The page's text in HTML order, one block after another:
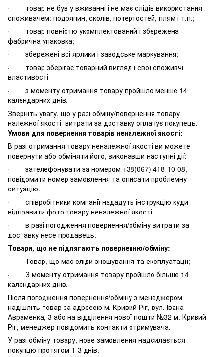
· товар не був у вживанні і не має слідів використання
споживачем: подряпин, сколів, потертостей, плям і т.п.;
· товар повністю укомплектований і збережена
фабрична упаковка;
· збережені всі ярлики і заводське маркування;
· товар зберігає товарний вигляд і свої споживчі
властивості
· з моменту отримання товару пройшло менше 14
календарних днів.
Зверніть увагу, що у разі обміну/повернення товару
належної якості витрати за доставку оплачує покупець.
Умови для повернення товарів неналежної якості:
В разі отримання товару неналежної якості ви можете
повернути або обміняти його, виконавши наступні дії:
· зателефонувати за номером +38(067) 418-10-08,
повідомити номер замовлення та описати проблемну
ситуацію.
· співробітники компанії нададуть інструкцію куди
відправити фото товару неналежної якості;
· в разі погодження повернення/обміну витрати за
доставку несе продавець.
Товари, що не підлягають поверненню/обміну:
· Товар, що має сліди зношування та експлуатації;
· З моменту отримання товару пройшло більше 14
календарних днів.
Після погодження повернення/обміну з менеджером
надішліть товар за адресою м. Кривий Ріг, вул. Івана
Авраменка, 3 або на відділення нової пошти №32 м. Кривий
Ріг, менеджер повідомить контакти отримувача.
У разі обміну товару, нове замовлення надсилається
покупцю протягом 1-3 днів.